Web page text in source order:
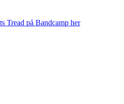
Tread på Bandcamp her